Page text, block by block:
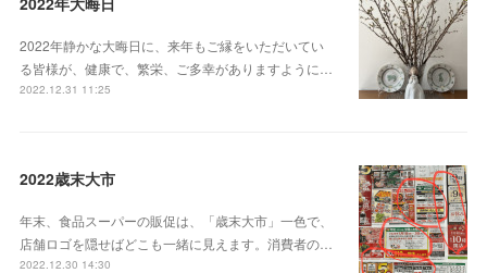
2022年静かな大晦日に、来年もご縁をいただいてい
る皆様が、健康で、繁栄、ご多幸がありますように…
2022.12.31 11:25
2022歳末大市
年末、食品スーパーの販促は、「歳末大市」一色で、
店舗ロゴを隠せばどこも一緒に見えます。消費者の…
2022.12.30 14:30